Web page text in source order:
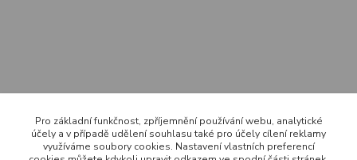
Pro základní funkčnost, zpříjemnění používání webu, analytické
účely a v případě udělení souhlasu také pro účely cílení reklamy
využíváme soubory cookies. Nastavení vlastních preferencí